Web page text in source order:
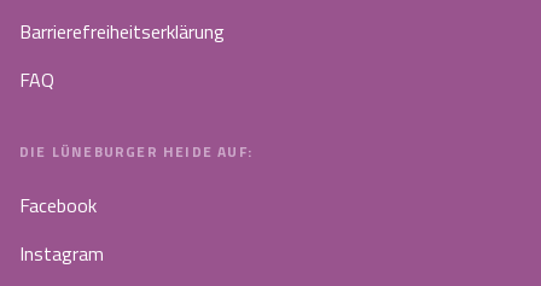
Barrierefreiheitserklärung
FAQ
DIE LÜNEBURGER HEIDE AUF:
Facebook
Instagram